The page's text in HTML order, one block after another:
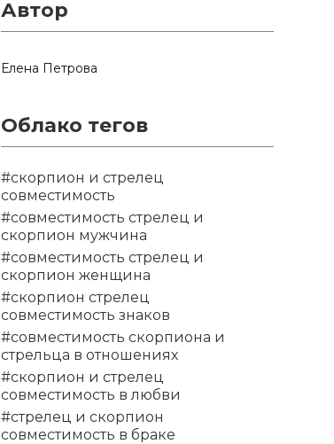
Автор
Елена Петрова
Облако тегов
#скорпион и стрелец
совместимость
#совместимость стрелец и
скорпион мужчина
#совместимость стрелец и
скорпион женщина
#скорпион стрелец
совместимость знаков
#совместимость скорпиона и
стрельца в отношениях
#скорпион и стрелец
совместимость в любви
#стрелец и скорпион
совместимость в браке